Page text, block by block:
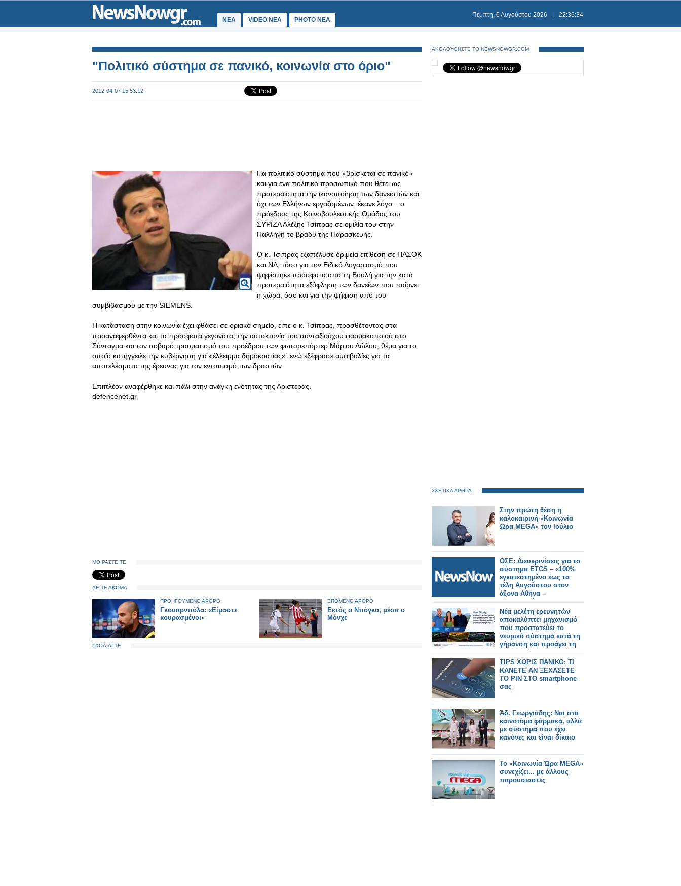
ΝΕΑ VIDEO NEA PHOTO NEA
Πέμπτη, 6 Αυγούστου 2026 22:36:34
"Πολιτικό σύστημα σε πανικό, κοινωνία στο όριο"
2012-04-07 15:53:12
Για πολιτικό σύστημα που «βρίσκεται σε πανικό»
και για ένα πολιτικό προσωπικό που θέτει ως
προτεραιότητα την ικανοποίηση των δανειστών και
όχι των Ελλήνων εργαζομένων, έκανε λόγο... ο
πρόεδρος της Κοινοβουλευτικής Ομάδας του
ΣΥΡΙΖΑ Αλέξης Τσίπρας σε ομιλία του στην
Παλλήνη το βράδυ της Παρασκευής.
Ο κ. Τσίπρας εξαπέλυσε δριμεία επίθεση σε ΠΑΣΟΚ
και ΝΔ, τόσο για τον Ειδικό Λογαριασμό που
ψηφίστηκε πρόσφατα από τη Βουλή για την κατά
προτεραιότητα εξόφληση των δανείων που παίρνει
η χώρα, όσο και για την ψήφιση από του
συμβιβασμού με την SIEMENS.
Η κατάσταση στην κοινωνία έχει φθάσει σε οριακό σημείο, είπε ο κ. Τσίπρας, προσθέτοντας στα
προαναφερθέντα και τα πρόσφατα γεγονότα, την αυτοκτονία του συνταξιούχου φαρμακοποιού στο
Σύνταγμα και τον σοβαρό τραυματισμό του προέδρου των φωτορεπόρτερ Μάριου Λώλου, θέμα για το
οποίο κατήγγειλε την κυβέρνηση για «έλλειμμα δημοκρατίας», ενώ εξέφρασε αμφιβολίες για τα
αποτελέσματα της έρευνας για τον εντοπισμό των δραστών.
Επιπλέον αναφέρθηκε και πάλι στην ανάγκη ενότητας της Αριστεράς.
defencenet.gr
ΜΟΙΡΑΣΤΕΙΤΕ
ΔΕΙΤΕ ΑΚΟΜΑ
ΠΡΟΗΓΟΥΜΕΝΟ ΑΡΘΡΟ
Γκουαρντιόλα: «Είμαστε
κουρασμένοι»
ΕΠΟΜΕΝΟ ΑΡΘΡΟ
Εκτός ο Ντιόγκο, μέσα ο
Μόνχε
ΣΧΟΛΙΑΣΤΕ
ΑΚΟΛΟΥΘΗΣΤΕ ΤΟ NEWSNOWGR.COM
ΣΧΕΤΙΚΑ ΑΡΘΡΑ
Στην πρώτη θέση η
καλοκαιρινή «Κοινωνία
Ώρα MEGA» τον Ιούλιο
ΟΣΕ: Διευκρινίσεις για το
σύστημα ETCS – «100%
εγκατεστημένο έως τα
τέλη Αυγούστου στον
άξονα Αθήνα –
Θεσσαλονίκη».
Νέα μελέτη ερευνητών
αποκαλύπτει μηχανισμό
που προστατεύει το
νευρικό σύστημα κατά τη
γήρανση και προάγει τη
μακροζωία
TIPS ΧΩΡΙΣ ΠΑΝΙΚΟ: ΤΙ
ΚΑΝΕΤΕ ΑΝ ΞΕΧΑΣΕΤΕ
ΤΟ PIN ΣΤΟ smartphone
σας
Άδ. Γεωργιάδης: Ναι στα
καινοτόμα φάρμακα, αλλά
με σύστημα που έχει
κανόνες και είναι δίκαιο
Το «Κοινωνία Ώρα MEGA»
συνεχίζει... με άλλους
παρουσιαστές